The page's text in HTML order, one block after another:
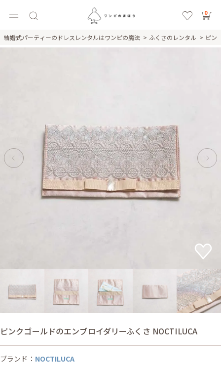
0
結婚式パーティーのドレスレンタルはワンピの魔法 ふくさのレンタル ピン
ピンクゴールドのエンブロイダリーふくさ NOCTILUCA
ブランド： NOCTILUCA